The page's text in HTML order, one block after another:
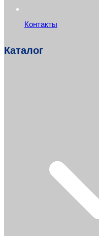
Контакты
Каталог